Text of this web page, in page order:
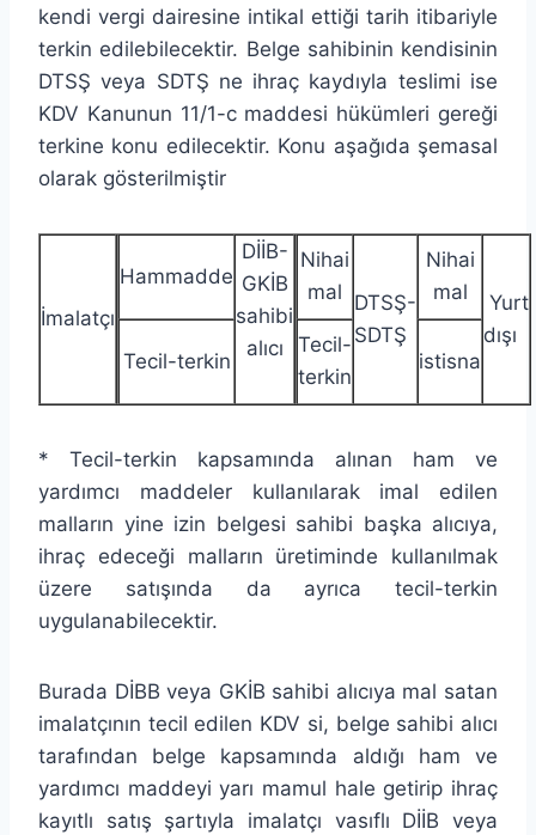
kendi vergi dairesine intikal ettiği tarih itibariyle
terkin edilebilecektir. Belge sahibinin kendisinin
DTSŞ veya SDTŞ ne ihraç kaydıyla teslimi ise
KDV Kanunun 11/1-c maddesi hükümleri gereği
terkine konu edilecektir. Konu aşağıda şemasal
olarak gösterilmiştir
İmalatçı
Hammadde
DİİB-
GKİB
sahibi
alıcı
Nihai
mal DTSŞ-
SDTŞ
Nihai
mal
Yurt
dışı
Tecil-terkin
Tecil-
terkin
istisna
* Tecil-terkin kapsamında alınan ham ve
yardımcı maddeler kullanılarak imal edilen
malların yine izin belgesi sahibi başka alıcıya,
ihraç edeceği malların üretiminde kullanılmak
üzere satışında da ayrıca tecil-terkin
uygulanabilecektir.
Burada DİBB veya GKİB sahibi alıcıya mal satan
imalatçının tecil edilen KDV si, belge sahibi alıcı
tarafından belge kapsamında aldığı ham ve
yardımcı maddeyi yarı mamul hale getirip ihraç
kayıtlı satış şartıyla imalatçı vasıflı DİİB veya